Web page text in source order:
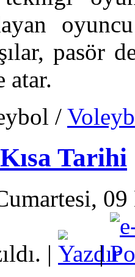
pasör
atar.
/
Tarihi
|
|